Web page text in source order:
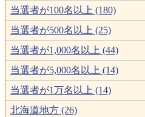
当選者が100名以上 (180)
当選者が500名以上 (25)
当選者が1,000名以上 (44)
当選者が5,000名以上 (14)
当選者が1万名以上 (14)
北海道地方 (26)